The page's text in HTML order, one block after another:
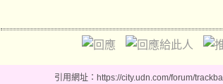
引用網址：https://city.udn.com/forum/